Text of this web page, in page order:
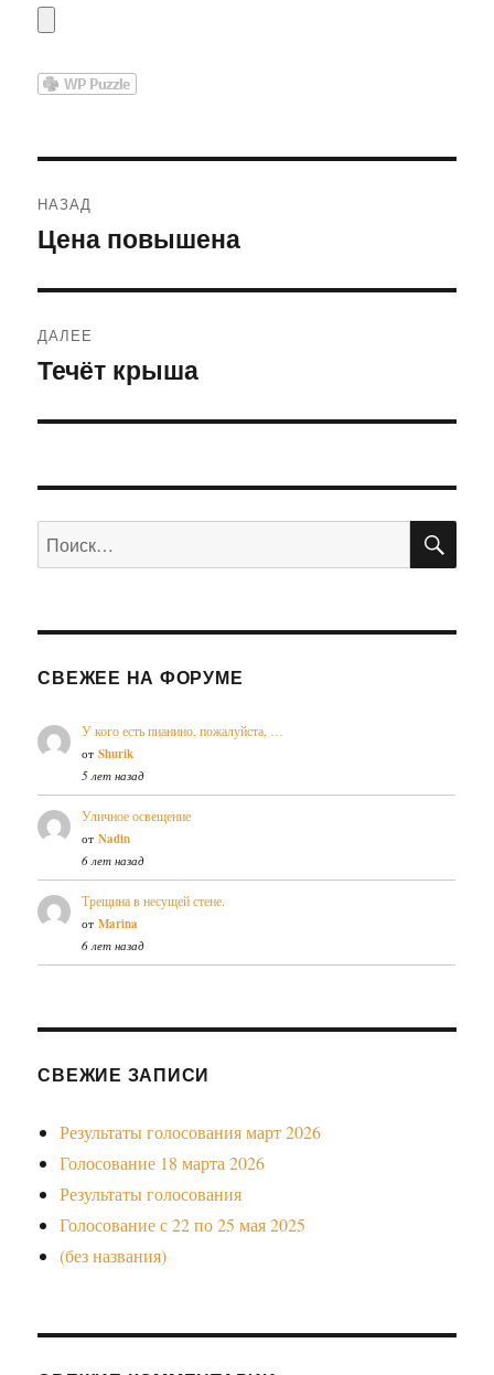
по
НАЗАД
Предыдущая
Цена повышена
ДАЛЕЕ
Следующая
Течёт крыша
Искать:
СВЕЖЕЕ НА ФОРУМЕ
У кого есть пианино, пожалуйста, …
отShurik
5 лет назад
Уличное освещение
отNadin
6 лет назад
Трещина в несущей стене.
отMarina
6 лет назад
СВЕЖИЕ ЗАПИСИ
Результаты голосования март 2026
Голосование 18 марта 2026
Результаты голосования
Голосование с 22 по 25 мая 2025
(без названия)